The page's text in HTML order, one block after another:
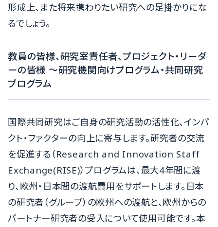
形成上、また将来携わりたい研究への足掛かりにな
るでしょう。
教員の皆様、研究室責任者、プロジェクト・リーダ
ーの皆様 ～研究機関向けプログラム・共同研究
プログラム
国際共同研究はご自身の研究活動の活性化、インパ
クト・ファクターの向上に寄与します。研究者の交流
を促進する（Research and Innovation Staff
Exchange(RISE)）プログラムは、最大4年間に渡
り、欧州・日本間の渡航費用をサポートします。日本
の研究者（グループ）の欧州への渡航と、欧州からの
パートナー研究者の受入について使用可能です。本